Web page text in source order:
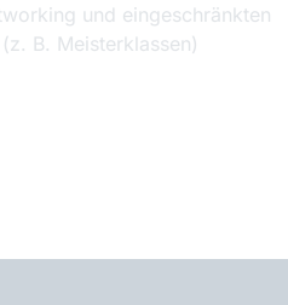
und eingeschränkten
B. Meisterklassen)